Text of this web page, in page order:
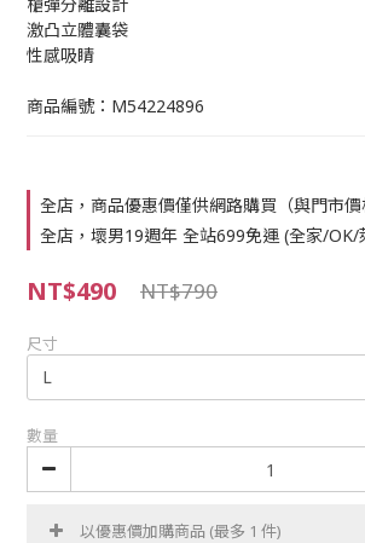
激凸立體囊袋
性感吸睛
商品編號：M54224896
全店，商品優惠價僅供網路購買（與門市價
全店，壞男19週年 全站699免運 (全家/OK/
NT$490 NT$790
尺寸
數量
以優惠價加購商品 (最多 1 件)